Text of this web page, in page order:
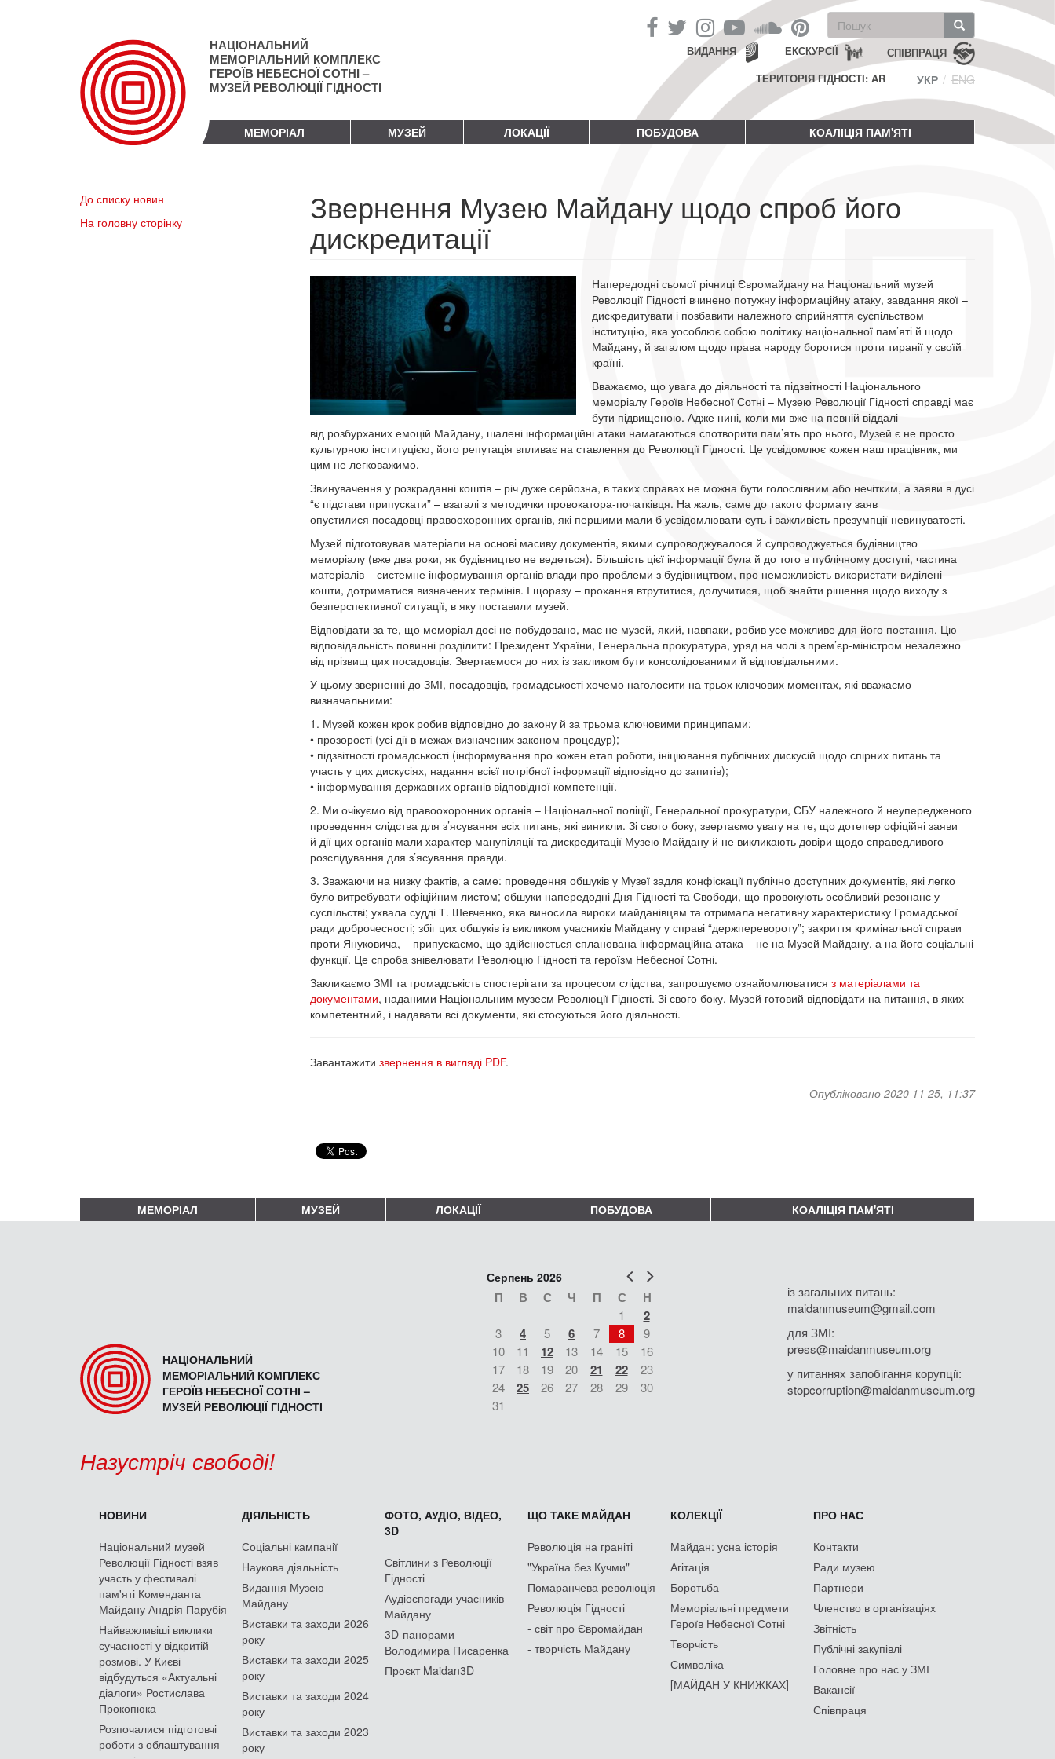
НАЦІОНАЛЬНИЙ
МЕМОРІАЛЬНИЙ КОМПЛЕКС
ГЕРОЇВ НЕБЕСНОЇ СОТНІ –
МУЗЕЙ РЕВОЛЮЦІЇ ГІДНОСТІ
Пошукова
форма
Пошук СПІВПРАЦЯ
ЕКСКУРСІЇ
ВИДАННЯ
ТЕРИТОРІЯ ГІДНОСТІ: AR
УКР ENG
МЕМОРІАЛ МУЗЕЙ ЛОКАЦІЇ ПОБУДОВА КОАЛІЦІЯ ПАМ'ЯТІ
До списку новин
На головну сторінку
Звернення Музею Майдану щодо спроб його
дискредитації
Напередодні сьомої річниці Євромайдану на Національний музей
Революції Гідності вчинено потужну інформаційну атаку, завдання якої –
дискредитувати і позбавити належного сприйняття суспільством
інституцію, яка уособлює собою політику національної пам’яті й щодо
Майдану, й загалом щодо права народу боротися проти тиранії у своїй
країні.
Вважаємо, що увага до діяльності та підзвітності Національного
меморіалу Героїв Небесної Сотні – Музею Революції Гідності справді має
бути підвищеною. Адже нині, коли ми вже на певній віддалі
від розбурханих емоцій Майдану, шалені інформаційні атаки намагаються спотворити пам’ять про нього, Музей є не просто
культурною інституцією, його репутація впливає на ставлення до Революції Гідності. Це усвідомлює кожен наш працівник, ми
цим не легковажимо.
Звинувачення у розкраданні коштів – річ дуже серйозна, в таких справах не можна бути голослівним або нечітким, а заяви в дусі
“є підстави припускати” – взагалі з методички провокатора-початківця. На жаль, саме до такого формату заяв
опустилися посадовці правоохоронних органів, які першими мали б усвідомлювати суть і важливість презумпції невинуватості.
Музей підготовував матеріали на основі масиву документів, якими супроводжувалося й супроводжується будівництво
меморіалу (вже два роки, як будівництво не ведеться). Більшість цієї інформації була й до того в публічному доступі, частина
матеріалів – системне інформування органів влади про проблеми з будівництвом, про неможливість використати виділені
кошти, дотриматися визначених термінів. І щоразу – прохання втрутитися, долучитися, щоб знайти рішення щодо виходу з
безперспективної ситуації, в яку поставили музей.
Відповідати за те, що меморіал досі не побудовано, має не музей, який, навпаки, робив усе можливе для його постання. Цю
відповідальність повинні розділити: Президент України, Генеральна прокуратура, уряд на чолі з прем’єр-міністром незалежно
від прізвищ цих посадовців. Звертаємося до них із закликом бути консолідованими й відповідальними.
У цьому зверненні до ЗМІ, посадовців, громадськості хочемо наголосити на трьох ключових моментах, які вважаємо
визначальними:
1. Музей кожен крок робив відповідно до закону й за трьома ключовими принципами:
• прозорості (усі дії в межах визначених законом процедур);
• підзвітності громадськості (інформування про кожен етап роботи, ініціювання публічних дискусій щодо спірних питань та
участь у цих дискусіях, надання всієї потрібної інформації відповідно до запитів);
• інформування державних органів відповідної компетенції.
2. Ми очікуємо від правоохоронних органів – Національної поліції, Генеральної прокуратури, СБУ належного й неупередженого
проведення слідства для з’ясування всіх питань, які виникли. Зі свого боку, звертаємо увагу на те, що дотепер офіційні заяви
й дії цих органів мали характер манупіляції та дискредитації Музею Майдану й не викликають довіри щодо справедливого
розслідування для з’ясування правди.
3. Зважаючи на низку фактів, а саме: проведення обшуків у Музеї задля конфіскації публічно доступних документів, які легко
було витребувати офіційним листом; обшуки напередодні Дня Гідності та Свободи, що провокують особливий резонанс у
суспільстві; ухвала судді Т. Шевченко, яка виносила вироки майданівцям та отримала негативну характеристику Громадської
ради доброчесності; збіг цих обшуків із викликом учасників Майдану у справі “держперевороту”; закриття кримінальної справи
проти Януковича, – припускаємо, що здійснюється спланована інформаційна атака – не на Музей Майдану, а на його соціальні
функції. Це спроба знівелювати Революцію Гідності та героїзм Небесної Сотні.
Закликаємо ЗМІ та громадськість спостерігати за процесом слідства, запрошуємо ознайомлюватися з матеріалами та
документами, наданими Національним музеєм Революції Гідності. Зі свого боку, Музей готовий відповідати на питання, в яких
компетентний, і надавати всі документи, які стосуються його діяльності.
Завантажити звернення в вигляді PDF.
Опубліковано 2020 11 25, 11:37
МЕМОРІАЛ МУЗЕЙ ЛОКАЦІЇ ПОБУДОВА КОАЛІЦІЯ ПАМ'ЯТІ
НАЦІОНАЛЬНИЙ
МЕМОРІАЛЬНИЙ КОМПЛЕКС
ГЕРОЇВ НЕБЕСНОЇ СОТНІ –
МУЗЕЙ РЕВОЛЮЦІЇ ГІДНОСТІ
Попер
Серпень 2026
П В С Ч П С Н
1 2
3 4 5 6 7 8
9
10
11 12 13 14 15
16
17
18 19 20 21 22
23
24
25 26 27 28 29
30
31
із загальних питань:
maidanmuseum@gmail.com
для ЗМІ:
press@maidanmuseum.org
у питаннях запобігання корупції:
stopcorruption@maidanmuseum.org
Назустріч свободі!
НОВИНИ
Національний музей
Революції Гідності взяв
участь у фестивалі
пам'яті Коменданта
Майдану Андрія Парубія
Найважливіші виклики
сучасності у відкритій
розмові. У Києві
відбудуться «Актуальні
діалоги» Ростислава
Прокопюка
Розпочалися підготовчі
роботи з облаштування
ДІЯЛЬНІСТЬ
Соціальні кампанії
Наукова діяльність
Видання Музею
Майдану
Виставки та заходи 2026
року
Виставки та заходи 2025
року
Виставки та заходи 2024
року
Виставки та заходи 2023
року
ФОТО, АУДІО, ВІДЕО,
3D
Світлини з Революції
Гідності
Аудіоспогади учасників
Майдану
3D-панорами
Володимира Писаренка
Проєкт Maidan3D
ЩО ТАКЕ МАЙДАН
Революція на граніті
"Україна без Кучми"
Помаранчева революція
Революція Гідності
- світ про Євромайдан
- творчість Майдану
КОЛЕКЦІЇ
Майдан: усна історія
Агітація
Боротьба
Меморіальні предмети
Героїв Небесної Сотні
Творчість
Символіка
[МАЙДАН У КНИЖКАХ]
ПРО НАС
Контакти
Ради музею
Партнери
Членство в організаціях
Звітність
Публічні закупівлі
Головне про нас у ЗМІ
Вакансії
Співпраця